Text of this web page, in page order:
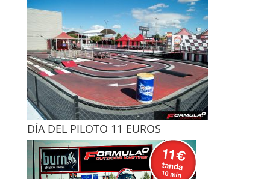
DÍA DEL PILOTO 11 EUROS